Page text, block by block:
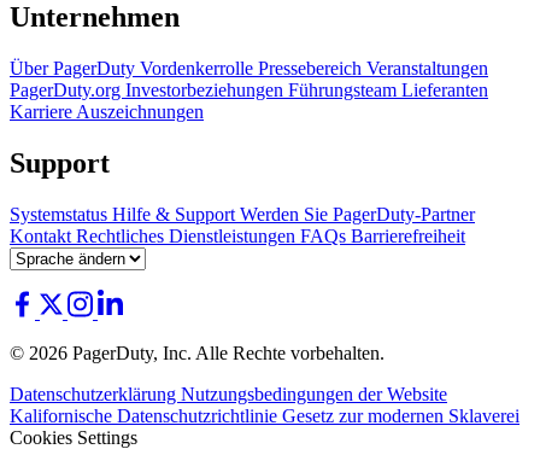
Unternehmen
Über PagerDuty Vordenkerrolle Pressebereich Veranstaltungen
PagerDuty.org Investorbeziehungen Führungsteam Lieferanten
Karriere Auszeichnungen
Support
Systemstatus Hilfe & Support Werden Sie PagerDuty-Partner
Kontakt Rechtliches Dienstleistungen FAQs Barrierefreiheit
© 2026 PagerDuty, Inc. Alle Rechte vorbehalten.
Datenschutzerklärung Nutzungsbedingungen der Website
Kalifornische Datenschutzrichtlinie Gesetz zur modernen Sklaverei
Cookies Settings